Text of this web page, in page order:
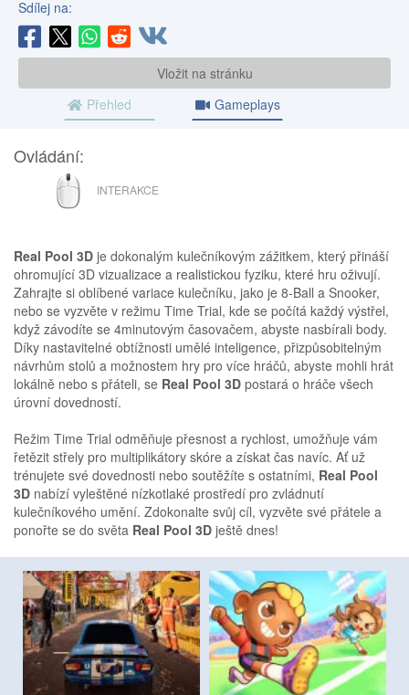
Sdílej na:
Vložit na stránku
Přehled
Gameplays
Ovládání:
MYŠ
INTERAKCE
Real Pool 3D je dokonalým kulečníkovým zážitkem, který přináší
ohromující 3D vizualizace a realistickou fyziku, které hru oživují.
Zahrajte si oblíbené variace kulečníku, jako je 8-Ball a Snooker,
nebo se vyzvěte v režimu Time Trial, kde se počítá každý výstřel,
když závodíte se 4minutovým časovačem, abyste nasbírali body.
Díky nastavitelné obtížnosti umělé inteligence, přizpůsobitelným
návrhům stolů a možnostem hry pro více hráčů, abyste mohli hrát
lokálně nebo s přáteli, se Real Pool 3D postará o hráče všech
úrovní dovedností.
Režim Time Trial odměňuje přesnost a rychlost, umožňuje vám
řetězit střely pro multiplikátory skóre a získat čas navíc. Ať už
trénujete své dovednosti nebo soutěžíte s ostatními, Real Pool
3D nabízí vyleštěné nízkotlaké prostředí pro zvládnutí
kulečníkového umění. Zdokonalte svůj cíl, vyzvěte své přátele a
ponořte se do světa Real Pool 3D ještě dnes!